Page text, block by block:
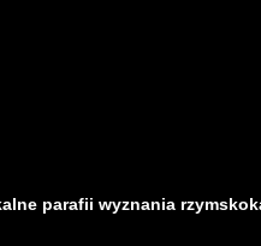
parafii wyznania